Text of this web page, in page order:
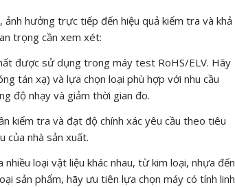
hưởng trực tiếp đến hiệu quả kiểm tra và khả
trọng cần xem xét:
được sử dụng trong máy test RoHS/ELV. Hãy
tán xạ) và lựa chọn loại phù hợp với nhu cầu
độ nhạy và giảm thời gian đo.
kiểm tra và đạt độ chính xác yêu cầu theo tiêu
của nhà sản xuất.
loại vật liệu khác nhau, từ kim loại, nhựa đến
sản phẩm, hãy ưu tiên lựa chọn máy có tính linh